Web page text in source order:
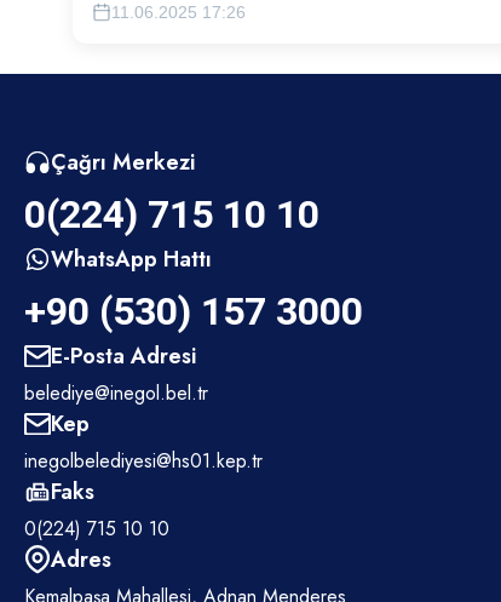
11.06.2025 17:26
Çağrı Merkezi
0(224) 715 10 10
WhatsApp Hattı
+90 (530) 157 3000
E-Posta Adresi
belediye@inegol.bel.tr
Kep
inegolbelediyesi@hs01.kep.tr
Faks
0(224) 715 10 10
Adres
Kemalpaşa Mahallesi, Adnan Menderes